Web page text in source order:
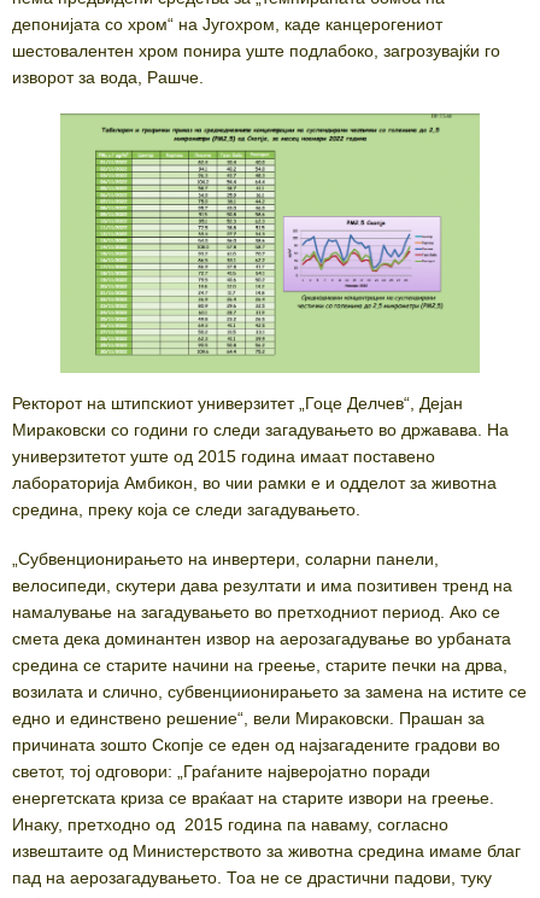
депонијата со хром“ на Југохром, каде канцерогениот
шестовалентен хром понира уште подлабоко, загрозувајќи го
изворот за вода, Рашче.
Ректорот на штипскиот универзитет „Гоце Делчев“, Дејан
Мираковски со години го следи загадувањето во државава. На
универзитетот уште од 2015 година имаат поставено
лабораторија Амбикон, во чии рамки е и одделот за животна
средина, преку која се следи загадувањето.
„Субвенционирањето на инвертери, соларни панели,
велосипеди, скутери дава резултати и има позитивен тренд на
намалување на загадувањето во претходниот период. Ако се
смета дека доминантен извор на аерозагадување во урбаната
средина се старите начини на греење, старите печки на дрва,
возилата и слично, субвенциионирањето за замена на истите се
едно и единствено решение“, вели Мираковски. Прашан за
причината зошто Скопје се еден од најзагадените градови во
светот, тој одговори: „Граѓаните најверојатно поради
енергетската криза се враќаат на старите извори на греење.
Инаку, претходно од 2015 година па наваму, согласно
извештаите од Министерството за животна средина имаме благ
пад на аерозагадувањето. Тоа не се драстични падови, туку